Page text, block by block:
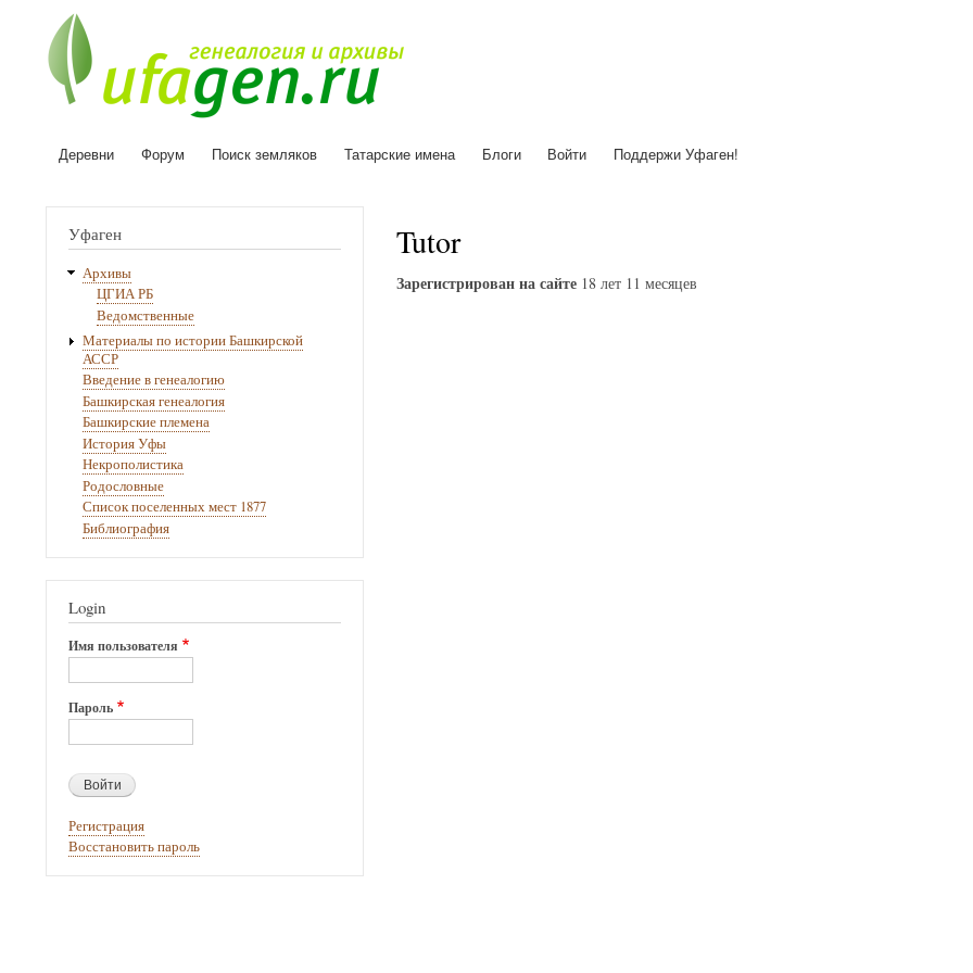
Основная
Деревни Форум Поиск земляков Татарские имена Блоги Войти Поддержи Уфаген!
Tutor
Зарегистрирован на сайте18 лет 11 месяцев
Уфаген
Архивы
ЦГИА РБ
Ведомственные
Материалы по истории Башкирской
АССР
Введение в генеалогию
Башкирская генеалогия
Башкирские племена
История Уфы
Некрополистика
Родословные
Список поселенных мест 1877
Библиография
Login
Имя пользователя
Пароль
Регистрация
Восстановить пароль